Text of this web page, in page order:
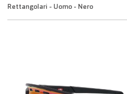
Rettangolari - Uomo - Nero